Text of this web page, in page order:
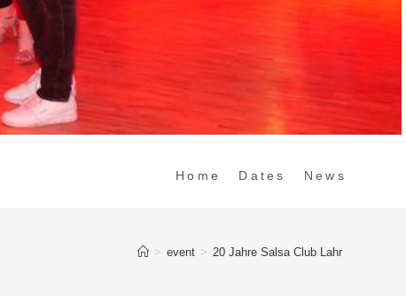
Home Dates News
> event > 20 Jahre Salsa Club Lahr